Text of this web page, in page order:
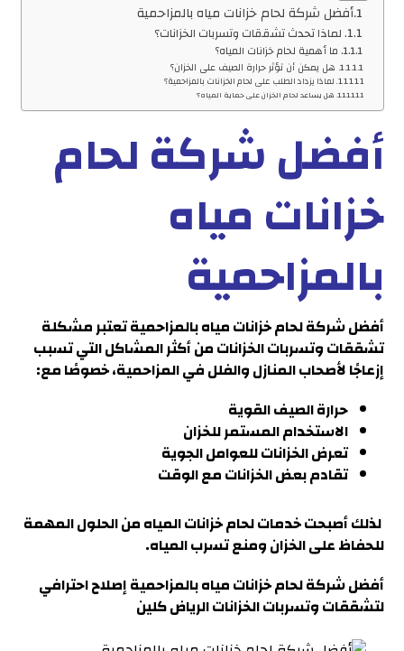
أفضل شركة لحام خزانات مياه بالمزاحمية
لماذا تحدث تشققات وتسربات الخزانات؟
ما أهمية لحام خزانات المياه؟
هل يمكن أن تؤثر حرارة الصيف على الخزان؟
لماذا يزداد الطلب على لحام الخزانات بالمزاحمية؟
هل يساعد لحام الخزان على حماية المياه؟
أفضل شركة لحام
خزانات مياه
بالمزاحمية
أفضل شركة لحام خزانات مياه بالمزاحميةتعتبر مشكلة
تشققات وتسربات الخزانات من أكثر المشاكل التي تسبب
إزعاجًا لأصحاب المنازل والفلل فيالمزاحمية، خصوصًا مع:
حرارة الصيف القوية
الاستخدام المستمر للخزان
تعرض الخزانات للعوامل الجوية
تقادم بعض الخزانات مع الوقت
لذلك أصبحت خدمات لحام خزانات المياه من الحلول المهمة
للحفاظ على الخزان ومنع تسرب المياه.
أفضل شركة لحام خزانات مياه بالمزاحميةإصلاح احترافي
لتشققات وتسربات الخزانات الرياض كلين